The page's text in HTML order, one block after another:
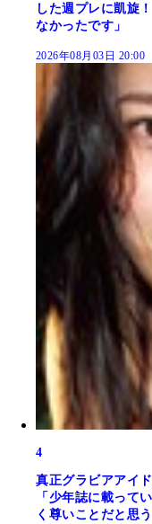
した週プレに凱旋
なかったです」
2026年08月03日 20:00
4
真正グラビアアイ
「少年誌に載って
く尊いことだと思う